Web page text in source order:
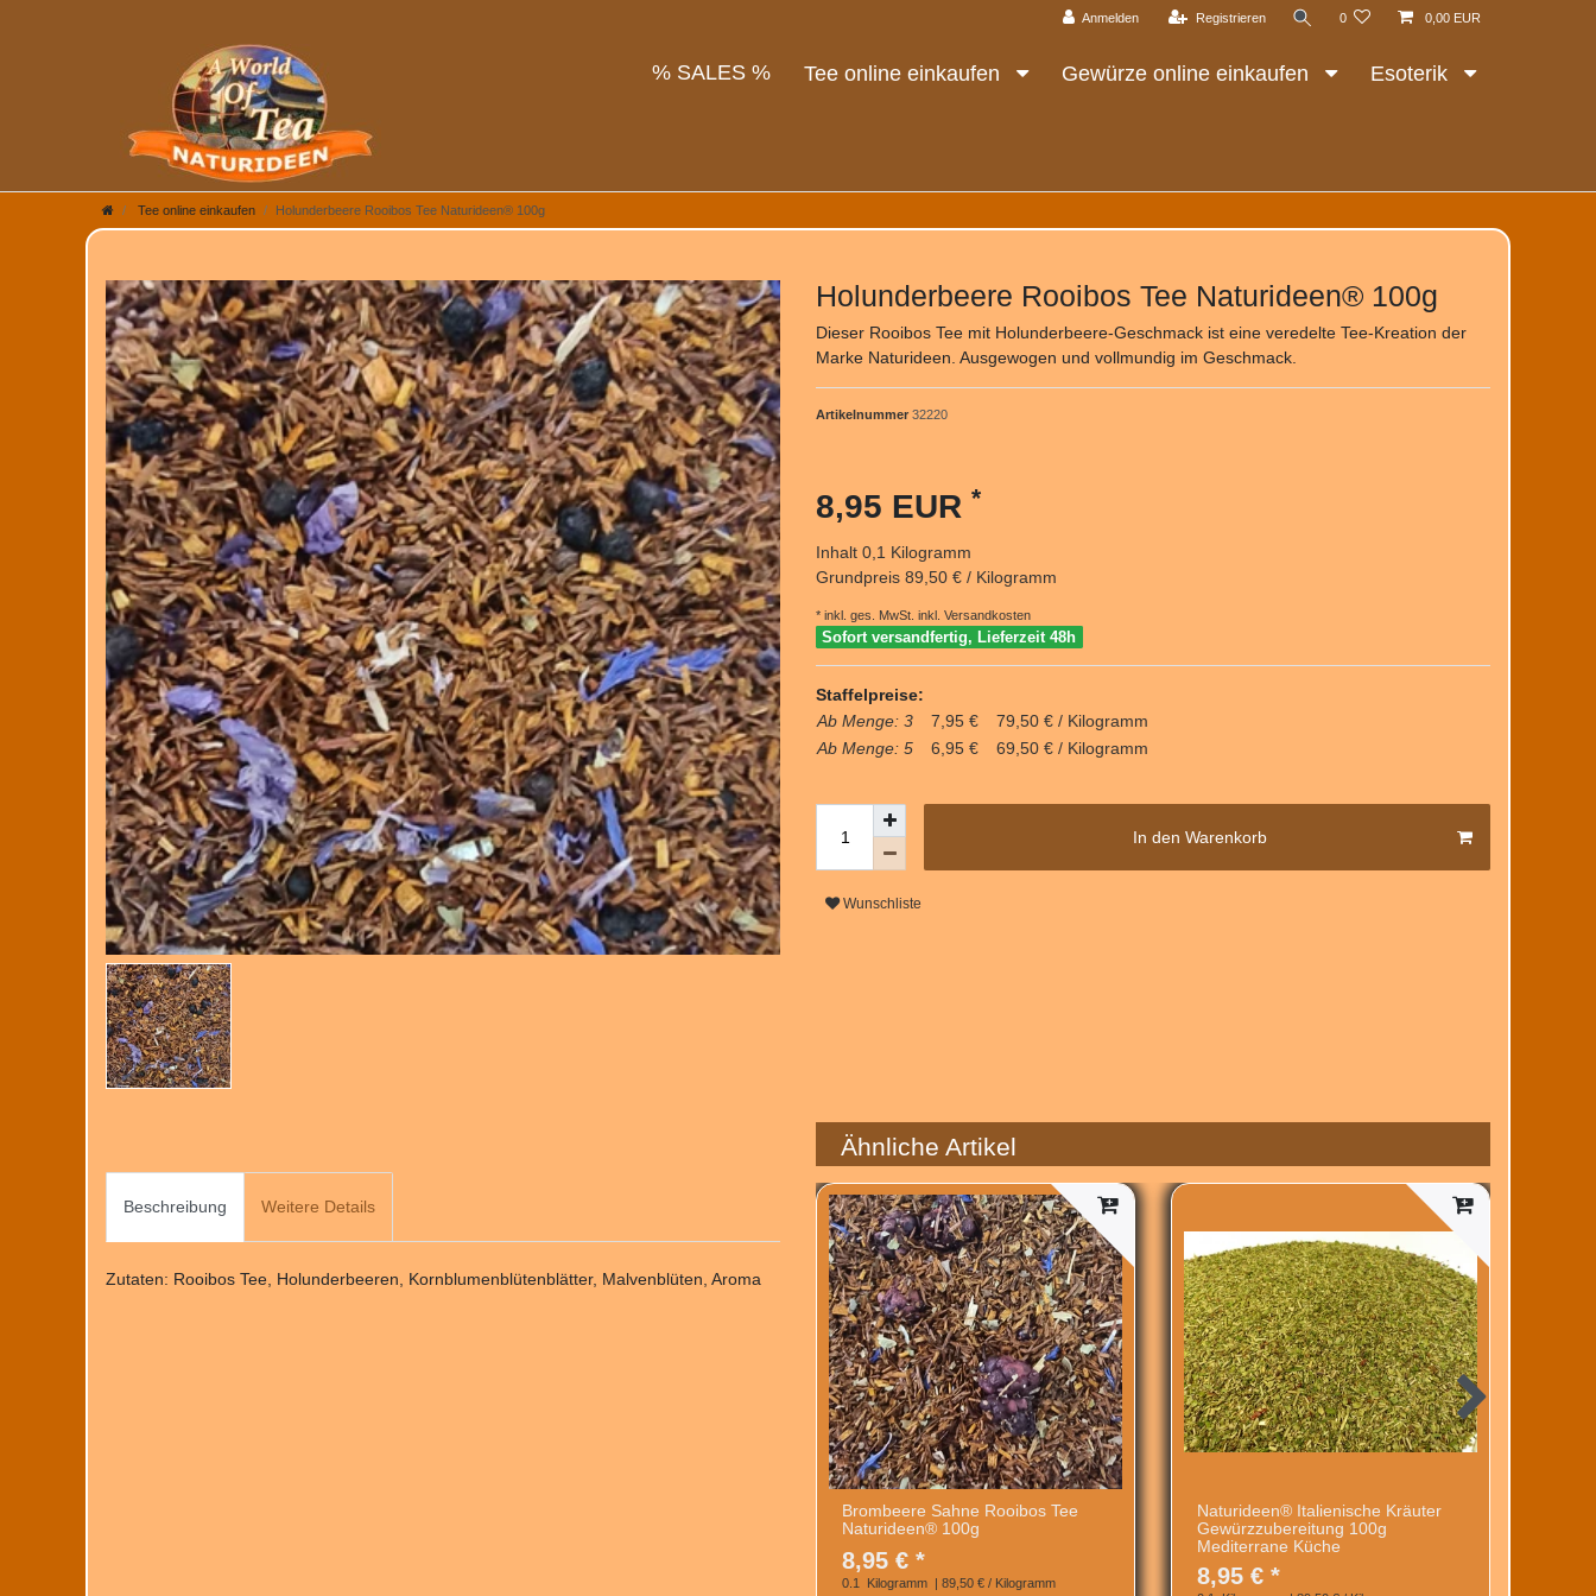
Anmelden Registrieren 0 0,00 EUR
% SALES % Tee online einkaufen Gewürze online einkaufen Esoterik
Tee online einkaufen Holunderbeere Rooibos Tee Naturideen® 100g
Holunderbeere Rooibos Tee Naturideen® 100g
Dieser Rooibos Tee mit Holunderbeere-Geschmack ist eine veredelte Tee-Kreation der
Marke Naturideen. Ausgewogen und vollmundig im Geschmack.
Artikelnummer 32220
8,95 EUR *
Inhalt 0,1 Kilogramm
Grundpreis 89,50 € / Kilogramm
* inkl. ges. MwSt. inkl. Versandkosten
Sofort versandfertig, Lieferzeit 48h
Staffelpreise:
Ab Menge: 3
7,95 €
79,50 € / Kilogramm
Ab Menge: 5
6,95 € 69,50 € / Kilogramm
In den Warenkorb
Wunschliste
Beschreibung Weitere Details
Zutaten: Rooibos Tee, Holunderbeeren, Kornblumenblütenblätter, Malvenblüten, Aroma
Ähnliche Artikel
Brombeere Sahne Rooibos Tee
Naturideen® 100g
8,95 € *
0.1 Kilogramm | 89,50 € / Kilogramm
Naturideen® Italienische Kräuter
Gewürzzubereitung 100g
Mediterrane Küche
8,95 € *